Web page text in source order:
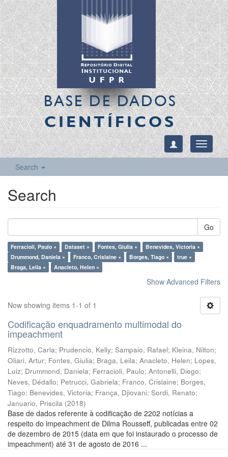
BASE DE DADOS
CIENTÍFICOS
Toggle
Search
Search
Go
Ferracioli, Paulo × Dataset × Fontes, Giulia ×
Benevides, Victoria ×
Drummond, Daniela ×
Franco, Crislaine × Borges, Tiago ×
true ×
Braga, Leila ×
Anacleto, Helen ×
Show Advanced Filters
Now showing items 1-1 of 1
Codificação enquadramento multimodal do
impeachment
Rizzotto, Carla; Prudencio, Kelly; Sampaio, Rafael; Kleina, Nilton;
Oliari, Artur; Fontes, Giulia; Braga, Leila; Anacleto, Helen; Lopes,
Luiz; Drummond, Daniela; Ferracioli, Paulo; Antonelli, Diego;
Neves, Dédallo; Petrucci, Gabriela; Franco, Crislaine; Borges,
Tiago; Benevides, Victoria; França, Djiovani; Sordi, Renato;
Januario, Priscila (2018)
Base de dados referente à codificação de 2202 notícias a
respeito do impeachment de Dilma Rousseff, publicadas entre 02
de dezembro de 2015 (data em que foi instaurado o processo de
impeachment) até 31 de agosto de 2016 ...